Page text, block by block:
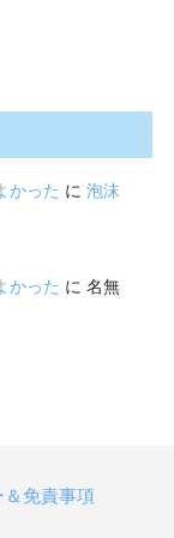
かった に 泡沫
かった に 名無
免責事項